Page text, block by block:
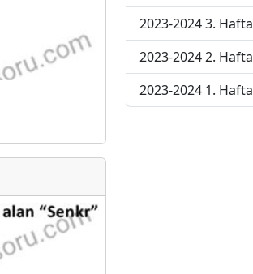
2023-2024 3. Hafta
2023-2024 2. Hafta
2023-2024 1. Hafta